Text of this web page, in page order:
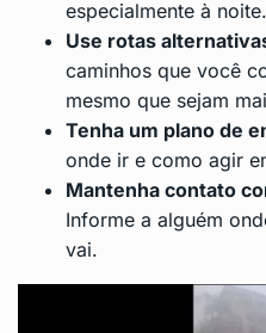
especialmente à noite.
Use rotas
caminhos que você
mesmo que sejam
Tenha um plano de
onde ir e como agir
Mantenha contato
Informe a alguém
vai.